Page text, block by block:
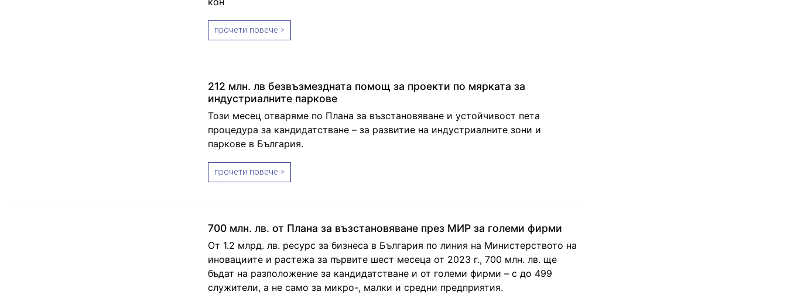
прочети повече >
212 млн. лв безвъзмездната помощ за проекти по мярката за
индустриалните паркове
Този месец отваряме по Плана за възстановяване и устойчивост пета
процедура за кандидатстване – за развитие на индустриалните зони и
паркове в България.
прочети повече >
700 млн. лв. от Плана за възстановяване през МИР за големи фирми
От 1.2 млрд. лв. ресурс за бизнеса в България по линия на Министерството на
иновациите и растежа за първите шест месеца от 2023 г., 700 млн. лв. ще
бъдат на разположение за кандидатстване и от големи фирми – с до 499
служители, а не само за микро-, малки и средни предприятия.